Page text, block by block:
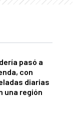
pasó a
con
diarias
una región